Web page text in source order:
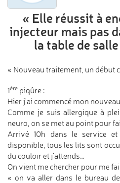
« Elle réussit à
injecteur mais pas
la table de
« Nouveau traitement, un début
1ère piqûre :
Hier j'ai commencé mon
Comme je suis allergique à
neuro, on se met au point pour
Arrivé 10h dans le service
disponible, tous les lits sont
du couloir et j'attends…
On vient me chercher pour me
« on va aller dans le bureau